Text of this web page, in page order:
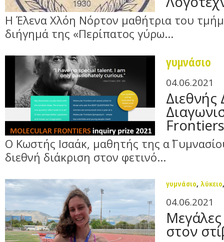
Η Έλενα Χλόη Νόρτον μαθήτρια του
διήγημά της «Περίπατος γύρω...
γυμνάσιο
04.06.2021
Διεθνής
Frontiers
Ο Κωστής Ισαάκ, μαθητής της α΄
διεθνή διάκριση στον φετινό...
γυμνάσιο, λύκειο
04.06.2021
Μεγάλες
στον